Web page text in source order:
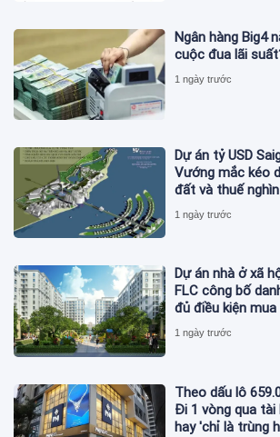
Ngân hàng Big4
cuộc đua lãi
1 ngày trước
Dự án tỷ USD
Vướng mắc kéo
đất và thuế
1 ngày trước
Dự án nhà ở xã
FLC công bố
đủ điều kiện
1 ngày trước
Theo dấu lô
Đi 1 vòng qua
hay 'chỉ là trùng